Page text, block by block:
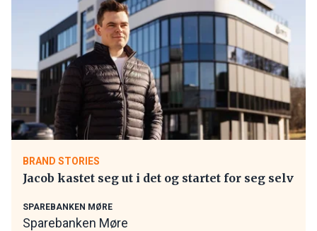
BRAND STORIES
Jacob kastet seg ut i det og startet for seg selv
SPAREBANKEN MØRE
Sparebanken Møre